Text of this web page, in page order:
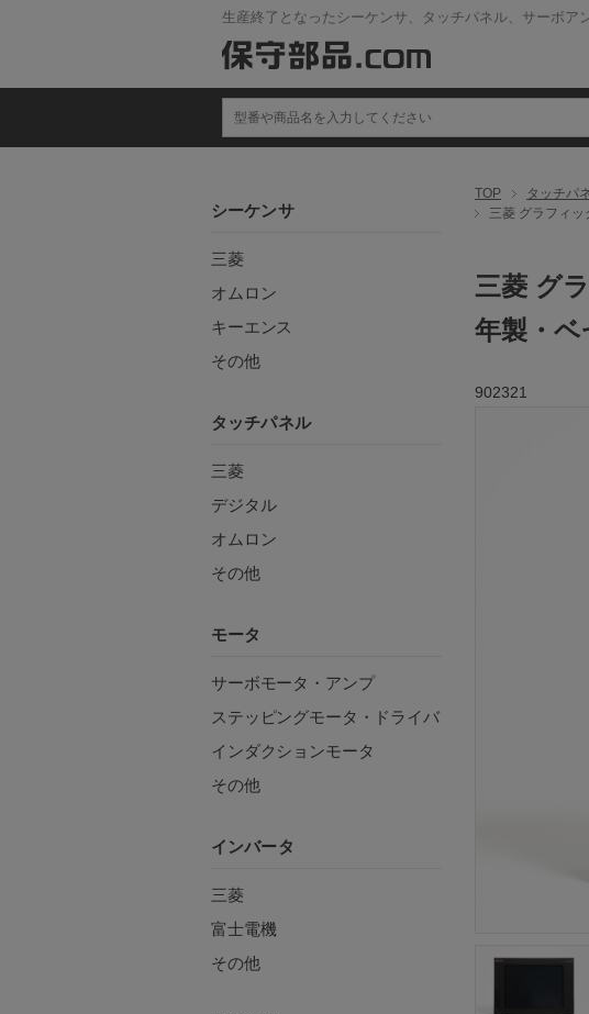
生産終了となったシーケンサ、タッチパネル、サーボア
TOP タッチパ
三菱 グラフィ
三菱 グ
年製・ベ
902321
シーケンサ
三菱
オムロン
キーエンス
その他
タッチパネル
三菱
デジタル
オムロン
その他
モータ
サーボモータ・アンプ
ステッピングモータ・ドライバ
インダクションモータ
その他
インバータ
三菱
富士電機
その他